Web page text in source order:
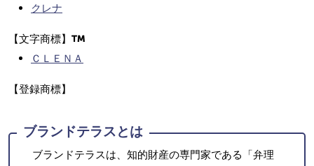
クレナ
【文字商標】
ＣＬＥＮＡ
【登録商標】
ブランドテラスとは
ブランドテラスは、知的財産の専門家である「弁理